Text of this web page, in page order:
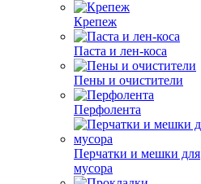
Крепеж
Паста и лен-коса
Пены и очистители
Перфолента
Перчатки и мешки для
мусора